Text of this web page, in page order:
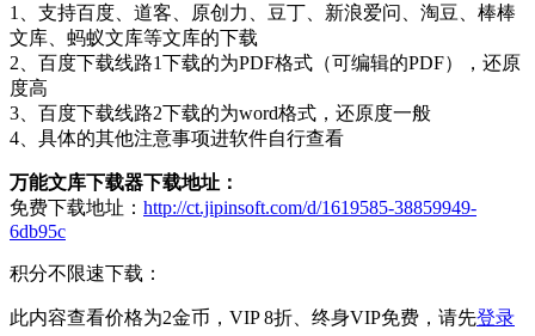
1、支持百度、道客、原创力、豆丁、新浪爱问、淘豆、棒棒
文库、蚂蚁文库等文库的下载
2、百度下载线路1下载的为PDF格式（可编辑的PDF），还原
度高
3、百度下载线路2下载的为word格式，还原度一般
4、具体的其他注意事项进软件自行查看
万能文库下载器下载地址：
免费下载地址： http://ct.jipinsoft.com/d/1619585-38859949-
6db95c
积分不限速下载：
此内容查看价格为2金币，VIP 8折、终身VIP免费，请先登录